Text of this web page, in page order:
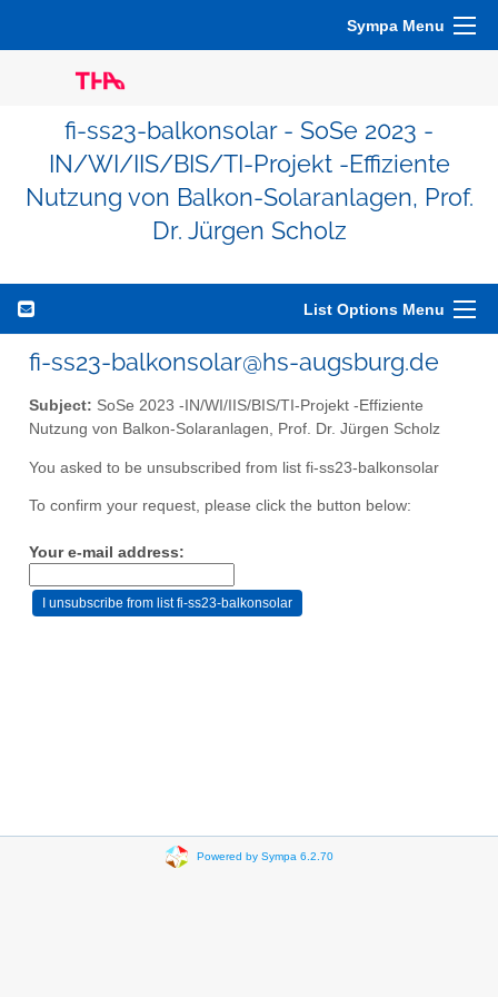
Sympa Menu
fi-ss23-balkonsolar - SoSe 2023 -
IN/WI/IIS/BIS/TI-Projekt -Effiziente
Nutzung von Balkon-Solaranlagen, Prof.
Dr. Jürgen Scholz
List Options Menu
fi-ss23-balkonsolar@hs-augsburg.de
Subject: SoSe 2023 -IN/WI/IIS/BIS/TI-Projekt -Effiziente
Nutzung von Balkon-Solaranlagen, Prof. Dr. Jürgen Scholz
You asked to be unsubscribed from list fi-ss23-balkonsolar
To confirm your request, please click the button below:
Your e-mail address:
Powered by Sympa 6.2.70